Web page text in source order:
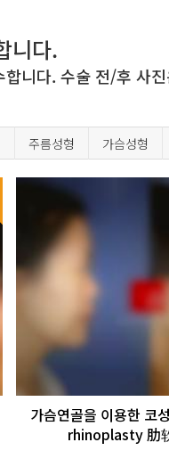
니다.
니다. 수술 전/후 사
주름성형 가슴성형
가슴연골을 이용한
rhinoplasty 肋